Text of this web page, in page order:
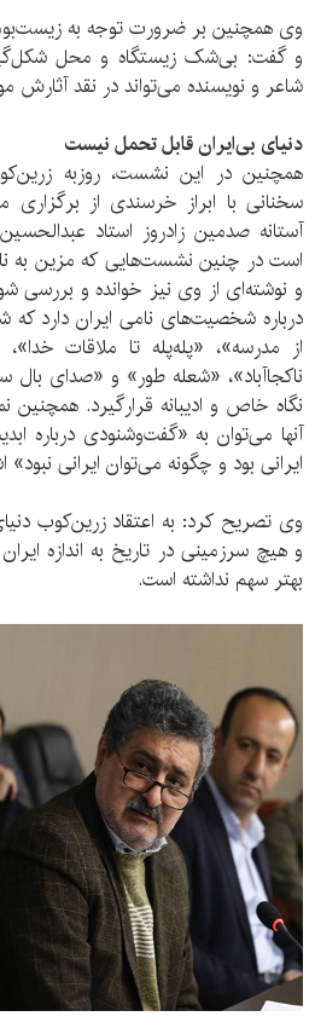
وی همچنین بر ضرورت توجه به زیست‌بوم
و گفت: بی‌شک زیستگاه و محل
شاعر و نویسنده می‌تواند در نقد آثارش
دنیای بی‌ایران قابل تحمل نیست
همچنین در این نشست، ‌روزبه
سخنانی با ابراز خرسندی از برگزاری
آستانه صدمین زادروز استاد
است در چنین نشست‌هایی که مزین به
و نوشته‌ای از وی نیز خوانده و
درباره شخصیت‌های نامی ایران دارد که
از مدرسه»، «پله‌پله تا ملاقات
ناکجاآباد»، «شعله طور» و «صدای
نگاه خاص و ادیبانه قرارگیرد. همچنین
آنها می‌توان به «گفت‌وشنودی درباره
ایرانی بود و چگونه می‌توان ایرانی نبود»
وی تصریح کرد: به اعتقاد زرین‌کوب
و هیچ سرزمینی در تاریخ به اندازه
بهتر سهم نداشته است.